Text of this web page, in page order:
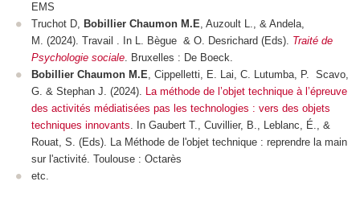
EMS
Truchot D, Bobillier Chaumon M.E, Auzoult L., & Andela,
M. (2024). Travail . In L. Bègue & O. Desrichard (Eds). Traité de
Psychologie sociale. Bruxelles : De Boeck.
Bobillier Chaumon M.E, Cippelletti, E. Lai, C. Lutumba, P. Scavo,
G. & Stephan J. (2024). La méthode de l’objet technique à l’épreuve
des activités médiatisées pas les technologies : vers des objets
techniques innovants. In Gaubert T., Cuvillier, B., Leblanc, É., &
Rouat, S. (Eds). La Méthode de l'objet technique : reprendre la main
sur l'activité. Toulouse : Octarès
etc.